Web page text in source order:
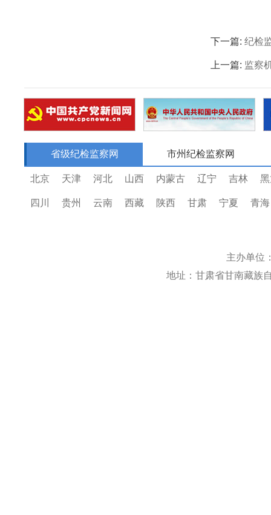
下一篇: 纪检
上一篇: 监察
省级纪检监察网 市州纪检监察网
北京 天津 河北 山西 内蒙古 辽宁 吉林
四川 贵州 云南 西藏 陕西 甘肃 宁夏 青海
主办单位
地址：甘肃省甘南藏族